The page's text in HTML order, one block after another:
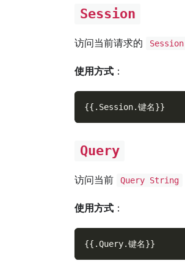
Session
访问当前请求的 Session
使用方式 ：
{{ . Session.键名}}
Query
访问当前 Query String
使用方式 ：
{{ .Query.键名}}